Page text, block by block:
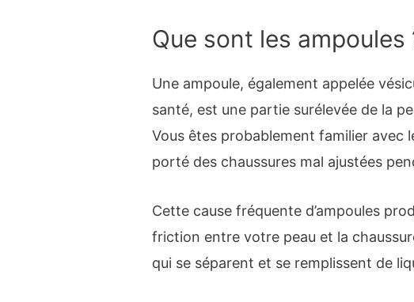
Que sont les ampoules
Une ampoule, également appelée
santé, est une partie surélevée de la
Vous êtes probablement familier avec
porté des chaussures mal ajustées
Cette cause fréquente d’ampoules
friction entre votre peau et la
qui se séparent et se remplissent de